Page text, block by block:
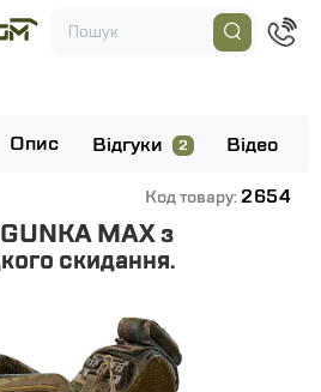
Опис Відгуки 2 Відео
Код товару: 2654
MAX з
скидання.